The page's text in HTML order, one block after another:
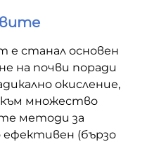
е станал основен
на почви поради
окисление,
множество
методи за
ефективен (бързо